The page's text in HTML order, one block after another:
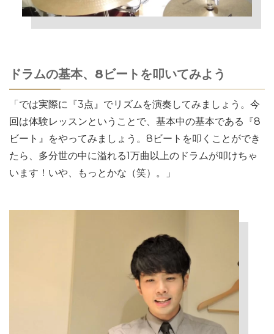
ドラムの基本、8ビートを叩いてみよう
「では実際に『3点』でリズムを演奏してみましょう。今
回は体験レッスンということで、基本中の基本である『8
ビート』をやってみましょう。8ビートを叩くことができ
たら、多分世の中に溢れる1万曲以上のドラムが叩けちゃ
います！いや、もっとかな（笑）。」